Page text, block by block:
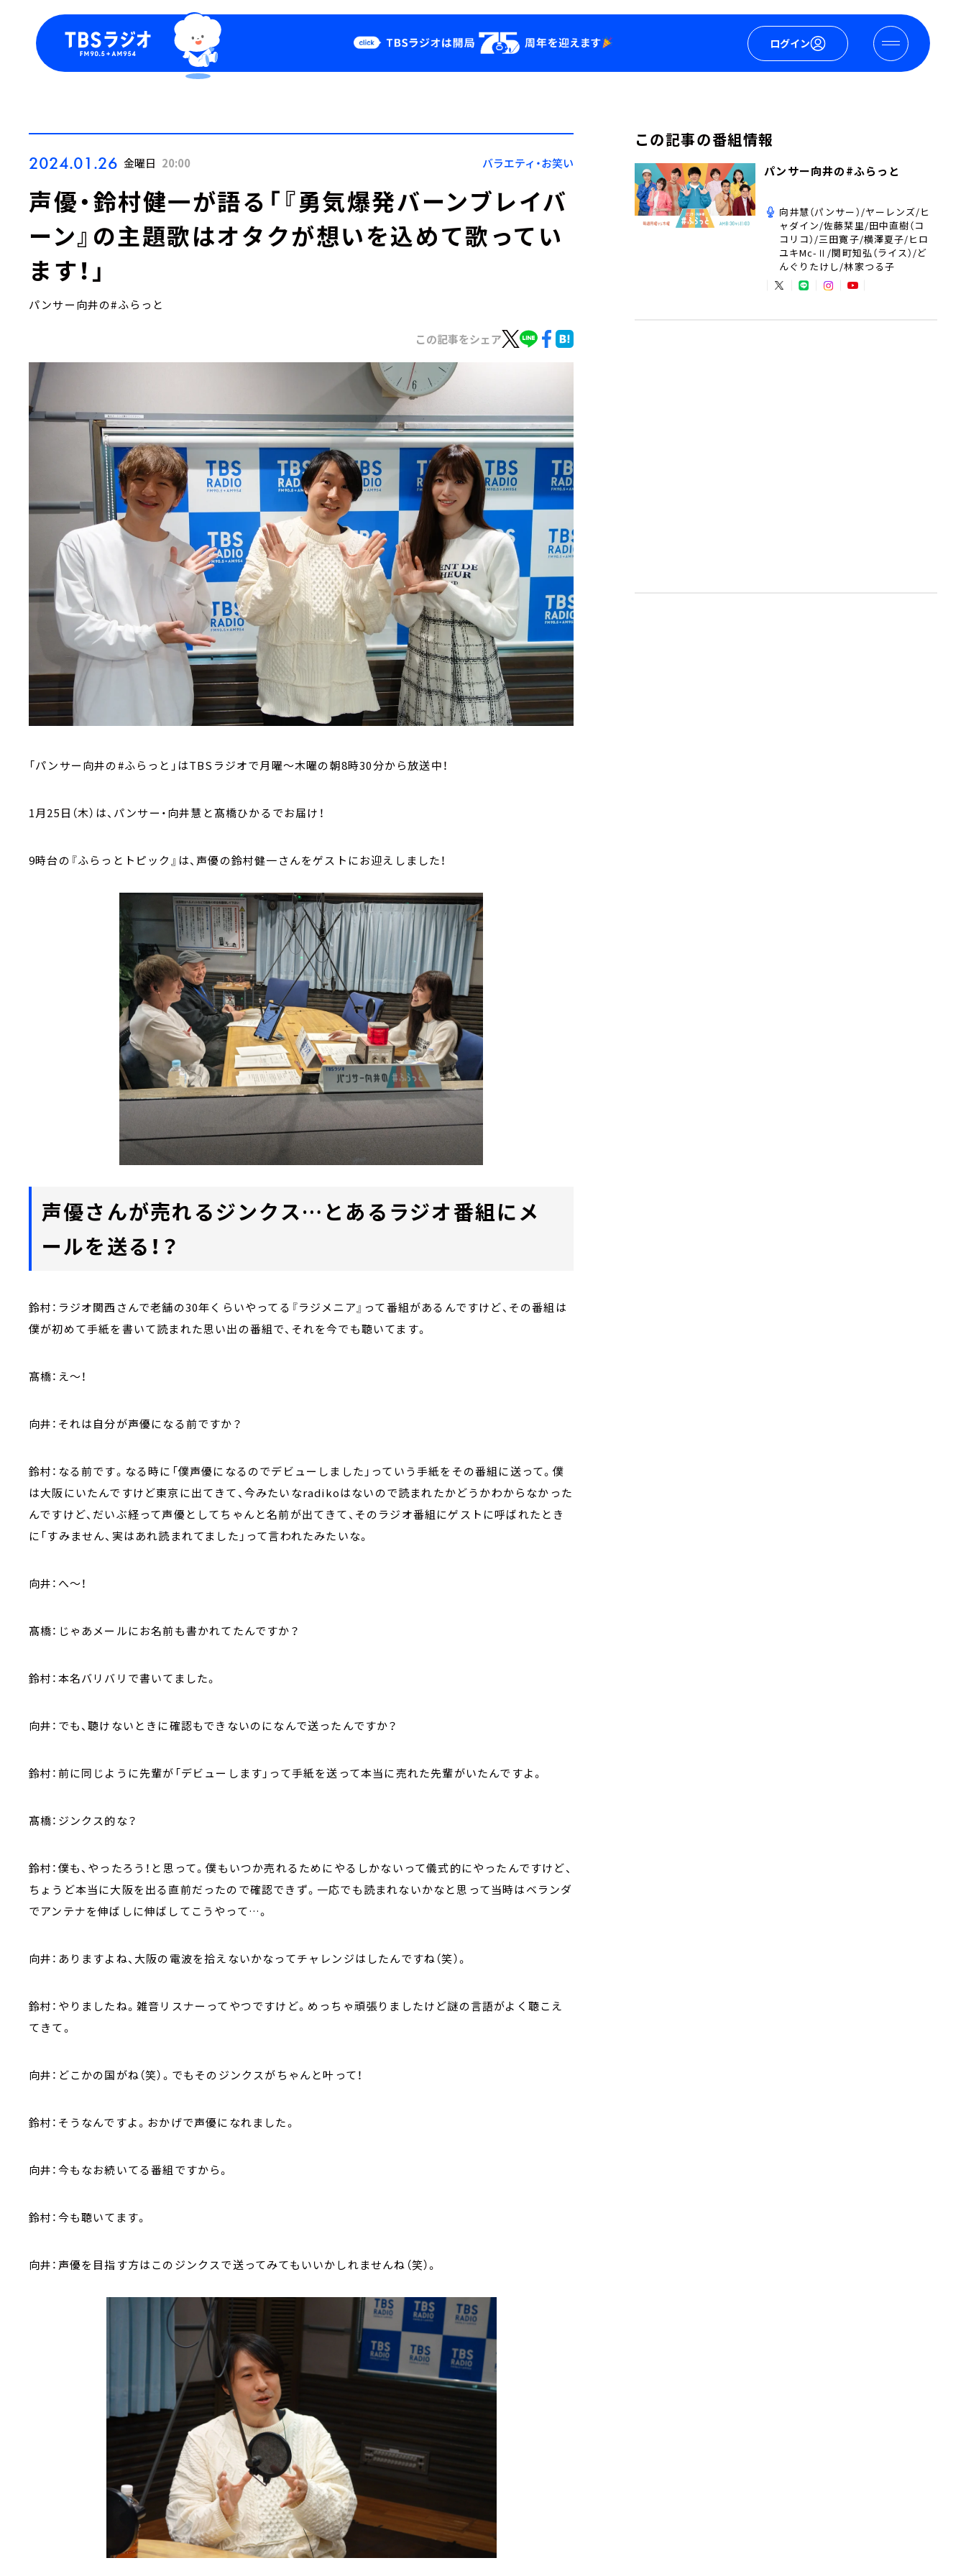
ログイン
Podcast
YouTube
会社情報
2024.01.26 金曜日 20:00 バラエティ・お笑い
声優・鈴村健一が語る「『勇気爆発バーンブレイバ
ーン』の主題歌はオタクが想いを込めて歌ってい
ます！」
パンサー向井の#ふらっと
この記事をシェア
「パンサー向井の#ふらっと」はTBSラジオで月曜～木曜の朝8時30分から放送中！
1月25日（木）は、パンサー・向井慧と髙橋ひかるでお届け！
9時台の『ふらっとトピック』は、声優の鈴村健一さんをゲストにお迎えしました！
声優さんが売れるジンクス…とあるラジオ番組にメ
ールを送る！？
鈴村：ラジオ関西さんで老舗の30年くらいやってる『ラジメニア』って番組があるんですけど、その番組は
僕が初めて手紙を書いて読まれた思い出の番組で、それを今でも聴いてます。
髙橋：え～！
向井：それは自分が声優になる前ですか？
鈴村：なる前です。なる時に「僕声優になるのでデビューしました」っていう手紙をその番組に送って。僕
は大阪にいたんですけど東京に出てきて、今みたいなradikoはないので読まれたかどうかわからなかった
んですけど、だいぶ経って声優としてちゃんと名前が出てきて、そのラジオ番組にゲストに呼ばれたとき
に「すみません、実はあれ読まれてました」って言われたみたいな。
向井：へ～！
髙橋：じゃあメールにお名前も書かれてたんですか？
鈴村：本名バリバリで書いてました。
向井：でも、聴けないときに確認もできないのになんで送ったんですか？
鈴村：前に同じように先輩が「デビューします」って手紙を送って本当に売れた先輩がいたんですよ。
髙橋：ジンクス的な？
鈴村：僕も、やったろう！と思って。僕もいつか売れるためにやるしかないって儀式的にやったんですけど、
ちょうど本当に大阪を出る直前だったので確認できず。一応でも読まれないかなと思って当時はベランダ
でアンテナを伸ばしに伸ばしてこうやって…。
向井：ありますよね、大阪の電波を拾えないかなってチャレンジはしたんですね（笑）。
鈴村：やりましたね。雑音リスナーってやつですけど。めっちゃ頑張りましたけど謎の言語がよく聴こえ
てきて。
向井：どこかの国がね（笑）。でもそのジンクスがちゃんと叶って！
鈴村：そうなんですよ。おかげで声優になれました。
向井：今もなお続いてる番組ですから。
鈴村：今も聴いてます。
向井：声優を目指す方はこのジンクスで送ってみてもいいかしれませんね（笑）。
この記事の番組情報
パンサー向井の#ふらっと
向井慧（パンサー）/ヤーレンズ/ヒ
ャダイン/佐藤栞里/田中直樹（コ
コリコ）/三田寛子/横澤夏子/ヒロ
ユキMc-Ⅱ/関町知弘（ライス）/ど
んぐりたけし/林家つる子